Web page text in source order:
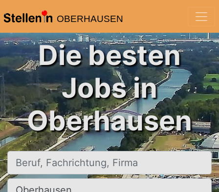
OBERHAUSEN
Die besten
Jobs in
Oberhausen
Beruf, Fachrichtung, Firma
Ort, Stadt